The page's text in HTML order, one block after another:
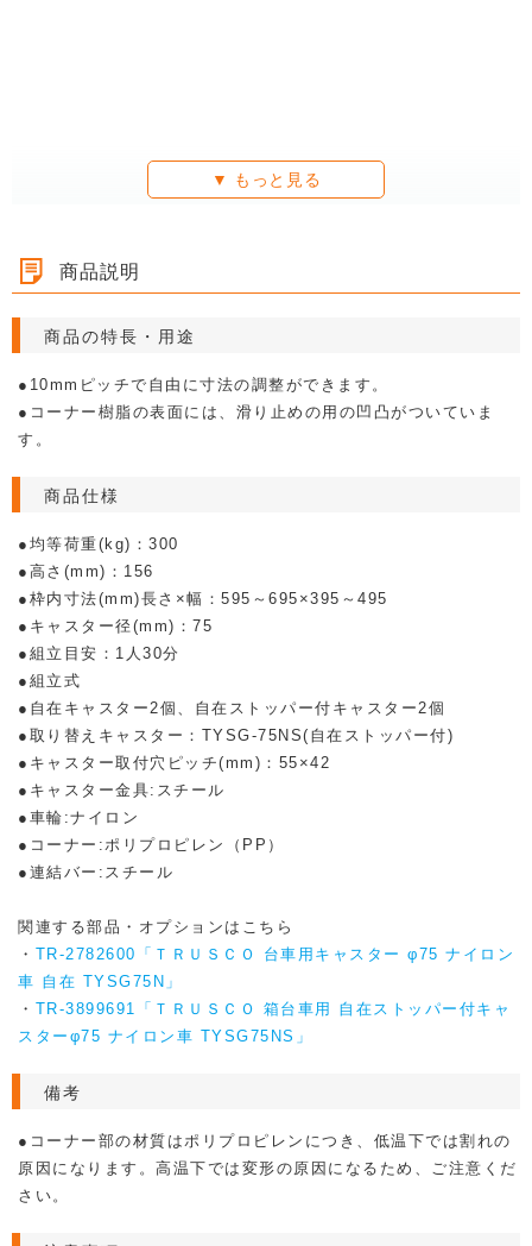
商品説明
商品の特長・用途
●10mmピッチで自由に寸法の調整ができます。
●コーナー樹脂の表面には、滑り止めの用の凹凸がついていま
す。
商品仕様
●均等荷重(kg)：300
●高さ(mm)：156
●枠内寸法(mm)長さ×幅：595～695×395～495
●キャスター径(mm)：75
●組立目安：1人30分
●組立式
●自在キャスター2個、自在ストッパー付キャスター2個
●取り替えキャスター：TYSG-75NS(自在ストッパー付)
●キャスター取付穴ピッチ(mm)：55×42
●キャスター金具:スチール
●車輪:ナイロン
●コーナー:ポリプロピレン（PP）
●連結バー:スチール
関連する部品・オプションはこちら
・ TR-2782600「ＴＲＵＳＣＯ 台車用キャスター φ75 ナイロン
車 自在 TYSG75N」
・ TR-3899691「ＴＲＵＳＣＯ 箱台車用 自在ストッパー付キャ
スターφ75 ナイロン車 TYSG75NS」
備考
●コーナー部の材質はポリプロピレンにつき、低温下では割れの
原因になります。高温下では変形の原因になるため、ご注意くだ
さい。